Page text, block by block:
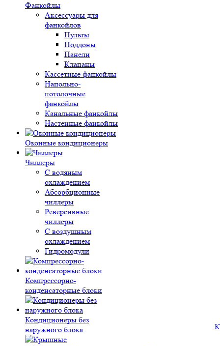
Фанкойлы
Аксессуары для
фанкойлов
Пульты
Поддоны
Панели
Клапаны
Кассетные фанкойлы
Напольно-
потолочные
фанкойлы
Канальные фанкойлы
Настенные фанкойлы
Оконные кондиционеры
Чиллеры
С водяным
охлаждением
Абсорбционные
чиллеры
Реверсивные
чиллеры
С воздушным
охлаждением
Гидромодули
Компрессорно-
конденсаторные блоки
Кондиционеры без
наружного блока